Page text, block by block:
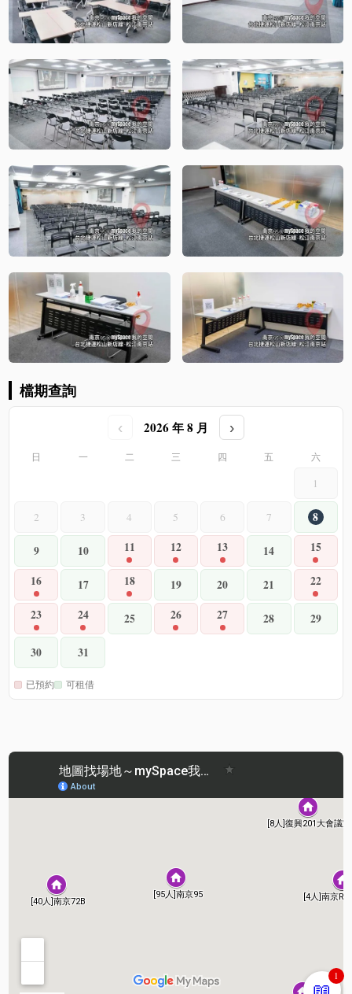
檔期查詢
‹ 2026 年 8 月 ›
日 一 二 三 四 五 六
1
2 3 4 5 6 7 8
9 10 11 12 13 14 15
16 17 18 19 20 21 22
23 24 25 26 27 28 29
30 31
已預約 可租借
1